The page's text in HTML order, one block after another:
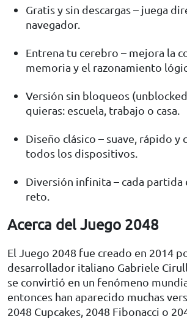
Gratis y sin descargas – juega
navegador.
Entrena tu cerebro – mejora la
memoria y el razonamiento
Versión sin bloqueos
quieras: escuela, trabajo o casa.
Diseño clásico – suave, rápido y
todos los dispositivos.
Diversión infinita – cada partida
reto.
Acerca del Juego 2048
El Juego 2048 fue creado en 2014
desarrollador italiano Gabriele
se convirtió en un fenómeno
entonces han aparecido muchas
2048 Cupcakes, 2048 Fibonacci o